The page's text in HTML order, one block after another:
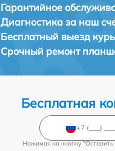
Гарантийное
Диагностика за наш
Бесплатный выезд
Срочный ремонт
Бесплатная
Нажимая на кнопку "Оставить